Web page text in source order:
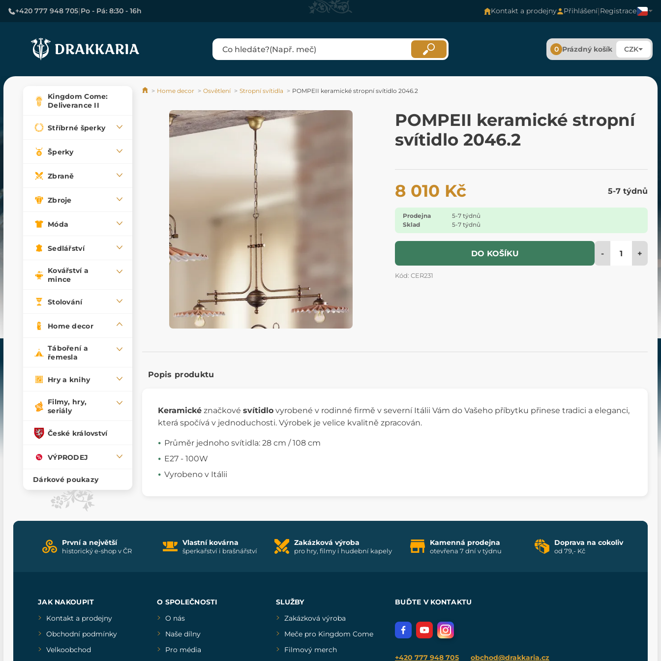
+420 777 948 705|Po - Pá: 8:30 - 16h Kontakt a prodejny Přihlášení|Registrace
0 Prázdný košík CZK
Kingdom Come:
Deliverance II
Stříbrné šperky
Šperky
Zbraně
Zbroje
Móda
Sedlářství
Kovářství a
mince
Stolování
Home decor
Táboření a
řemesla
Hry a knihy
Filmy, hry,
seriály
České království
VÝPRODEJ
Dárkové poukazy
Home decor Osvětlení Stropní svítidla POMPEII keramické stropní svítidlo 2046.2
POMPEII keramické stropní
svítidlo 2046.2
8 010 Kč 5-7 týdnů
Prodejna
5-7 týdnů
Sklad
5-7 týdnů
DO KOŠÍKU - +
Kód: CER231
Popis produktu
Keramické značkové svítidlo vyrobené v rodinné firmě v severní Itálii Vám do Vašeho příbytku přinese tradici a eleganci,
která spočívá v jednoduchosti. Výrobek je velice kvalitně zpracován.
Průměr jednoho svítidla: 28 cm / 108 cm
E27 - 100W
Vyrobeno v Itálii
První a největší
historický e-shop v ČR
Vlastní kovárna
šperkařství i brašnářství
Zakázková výroba
pro hry, filmy i hudební kapely
Kamenná prodejna
otevřena 7 dní v týdnu
Doprava na cokoliv
od 79,- Kč
JAK NAKOUPIT
Kontakt a prodejny
Obchodní podmínky
Velkoobchod
O SPOLEČNOSTI
O nás
Naše dílny
Pro média
SLUŽBY
Zakázková výroba
Meče pro Kingdom Come
Filmový merch
BUĎTE V KONTAKTU
+420 777 948 705 obchod@drakkaria.cz